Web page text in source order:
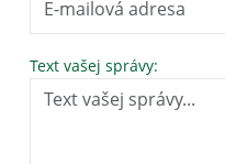
Text vašej správy: